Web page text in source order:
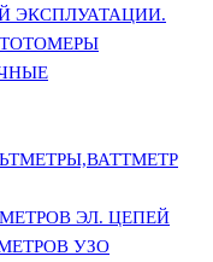
ЭКСПЛУАТАЦИИ.
ЭЛ. ЦЕПЕЙ
УЗО